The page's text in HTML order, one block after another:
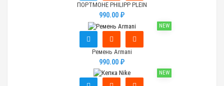
ПОРТМОНЕ PHILIPP PLEIN
990.00 ₽
NEW
Ремень Armani
990.00 ₽
NEW